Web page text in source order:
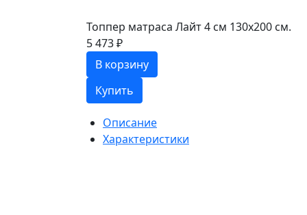
Топпер матраса Лайт 4 см 130х200 см.
5 473 ₽
В корзину
Купить
Описание
Характеристики